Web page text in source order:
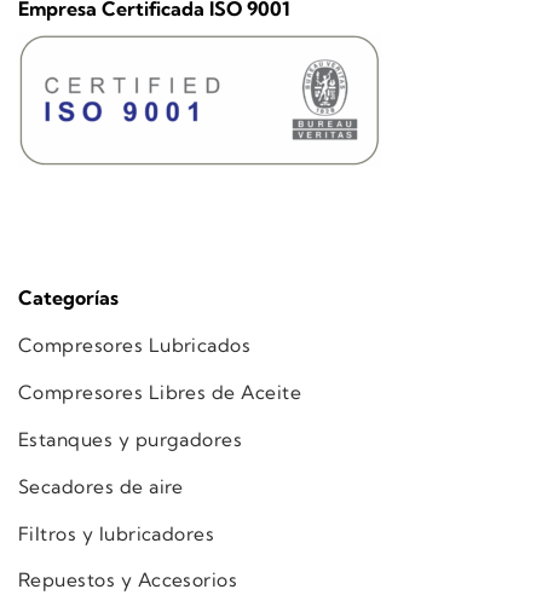
Categorías
Compresores Lubricados
Compresores Libres de Aceite
Estanques y purgadores
Secadores de aire
Filtros y lubricadores
Repuestos y Accesorios
Empresa Certificada ISO 9001